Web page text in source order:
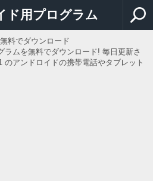
ド用プログラム
料でダウンロード
ラムを無料でダウンロード! 毎日更新さ
アンドロイドの携帯電話やタブレット